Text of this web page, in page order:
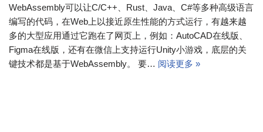
WebAssembly可以让C/C++、Rust、Java、C#等多种高级语言
编写的代码，在Web上以接近原生性能的方式运行，有越来越
多的大型应用通过它跑在了网页上，例如：AutoCAD在线版、
Figma在线版，还有在微信上支持运行Unity小游戏，底层的关
键技术都是基于WebAssembly。 要… 阅读更多 »